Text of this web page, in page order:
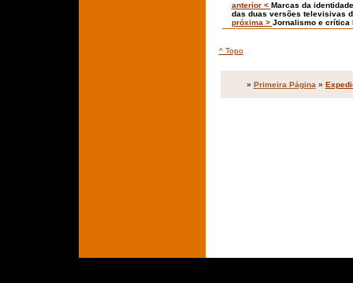
anterior < Marcas da
das duas versões televisivas
próxima > Jornalismo e crítica
^ Topo
» Primeira Página »